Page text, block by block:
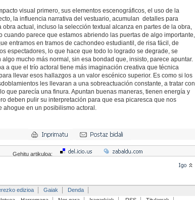
visual primero, sus elementos escenográficos, el uso de la
la influencia narrativa del vestuario, acumulan detalles para
obra actual, incluso la selección textual alcanza en partes de la obra,
cuando parece que estamos abriendo las puertas de algo importante,
entramos en tramos de cachondeo estudiantil, de risa fácil, de
espectadores, lo que hace que todo lo logrado se degrade, se
algo mucho más normal, sin esa bondad que, insisto, parece apuntar.
a que el trío actoral tiene más imaginación creativa que técnica
llevar esos hallazgos a un valor escénico superior. Es como si los
les llevaran a una sobreactuación constante, a tratar con
que parecía una finura. Apuntan buenas maneras, tienen energía y
deben pulir su interpretación para que esa picaresca que nos
ahogue en un posibilismo actoral.
Gehitu artikuloa:
edizioa Gaiak
Denda